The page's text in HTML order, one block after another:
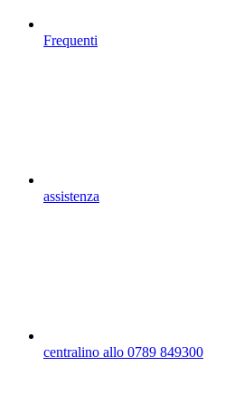
Frequenti
assistenza
centralino allo 0789 849300